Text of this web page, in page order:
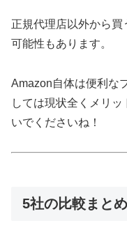
正規代理店以外から
可能性もあります。
Amazon自体は便利な
しては現状全くメリ
いでくださいね！
5社の比較まとめ